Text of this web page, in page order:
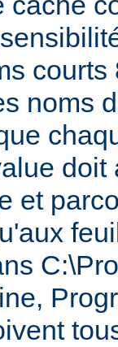
courts
noms
doit
et